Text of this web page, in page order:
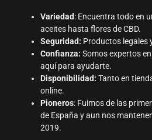
Variedad: Encuentra todo en
aceites hasta flores de CBD.
Seguridad: Productos legales
Confianza: Somos expertos
aquí para ayudarte.
Disponibilidad: Tanto en
online.
Pioneros: Fuimos de las
de España y aun nos
2019.